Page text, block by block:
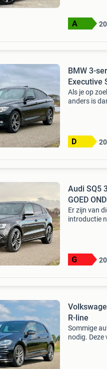
BMW 3-
Executive
Als je op
anders is
Audi SQ5
GOED
Er zijn van
introductie
R-line
Sommige
nodig. Deze